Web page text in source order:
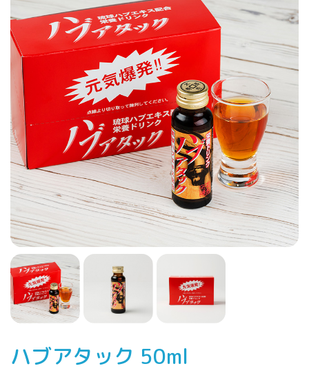
ハブアタック 50ml